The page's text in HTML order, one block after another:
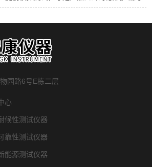
园路6号E栋二层
心
候性测试仪器
靠性测试仪器
能源测试仪器